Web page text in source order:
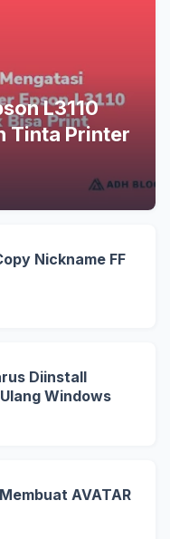
L3110
Tinta Printer
Nickname FF
Diinstall
Windows
AVATAR